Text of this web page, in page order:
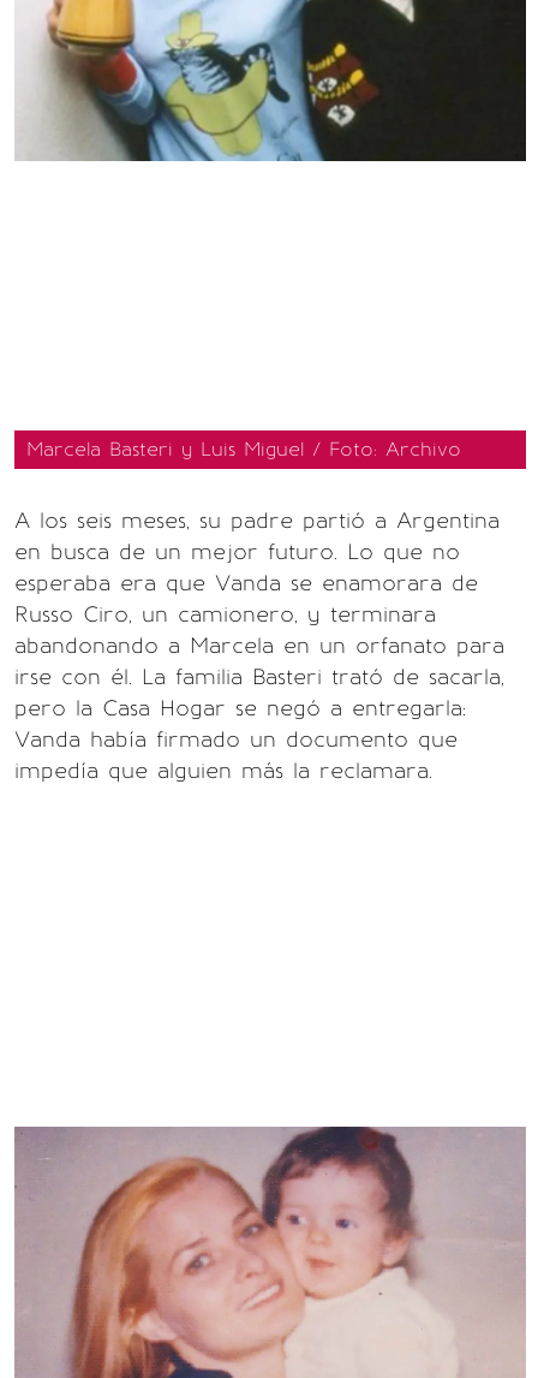
Marcela Basteri y Luis Miguel / Foto: Archivo
A los seis meses, su padre partió a Argentina
en busca de un mejor futuro. Lo que no
esperaba era que Vanda se enamorara de
Russo Ciro, un camionero, y terminara
abandonando a Marcela en un orfanato para
irse con él. La familia Basteri trató de sacarla,
pero la Casa Hogar se negó a entregarla:
Vanda había firmado un documento que
impedía que alguien más la reclamara.